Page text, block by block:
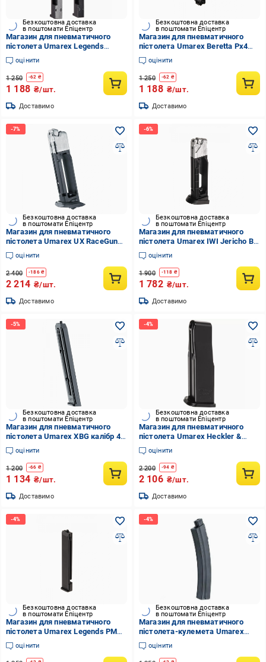
Безкоштовна доставка
в поштомати Епіцентр
Магазин для пневматичного
пістолета Umarex Legends
Makarov 4,5 мм 2 од.
(stvo1003509)
оцінити
1 250 -62 ₴
1 188 ₴/шт.
Доставимо
Безкоштовна доставка
в поштомати Епіцентр
Магазин для пневматичного
пістолета Umarex Beretta Px4
Storm калібр 4,5 мм
(stvo1003495)
оцінити
1 250 -62 ₴
1 188 ₴/шт.
Доставимо
Безкоштовна доставка
в поштомати Епіцентр
Магазин для пневматичного
пістолета Umarex UX RaceGun
калібр 4,5 мм (stvo1003953)
оцінити
2 400 -186₴
2 214 ₴/шт.
Доставимо
Безкоштовна доставка
в поштомати Епіцентр
Магазин для пневматичного
пістолета Umarex IWI Jericho B
4,5 мм (stvo1003510)
оцінити
1 900 -118 ₴
1 782 ₴/шт.
Доставимо
Безкоштовна доставка
в поштомати Епіцентр
Магазин для пневматичного
пістолета Umarex XBG калібр 4,5
мм 2 од. (stvo1003761)
оцінити
1 200 -66 ₴
1 134 ₴/шт.
Доставимо
Безкоштовна доставка
в поштомати Епіцентр
Магазин для пневматичного
пістолета Umarex Heckler &
Koch USP 4,5 мм (1003580)
оцінити
2 200 -94 ₴
2 106 ₴/шт.
Доставимо
Безкоштовна доставка
в поштомати Епіцентр
Магазин для пневматичного
пістолета Umarex Legends PM
KGB 4,5 мм (stvo1003503)
оцінити
Безкоштовна доставка
в поштомати Епіцентр
Магазин для пневматичного
пістолета-кулемета Umarex
MP5 K-PDW калібр 4,5 мм
(stvo1003499)
оцінити